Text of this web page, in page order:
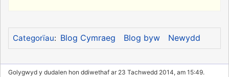
Categorïau: Blog Cymraeg Blog byw Newydd
Golygwyd y dudalen hon ddiwethaf ar 23 Tachwedd 2014, am 15:49.